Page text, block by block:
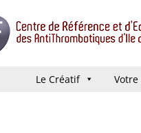
Le Créatif Votre
Le Créatif Votre